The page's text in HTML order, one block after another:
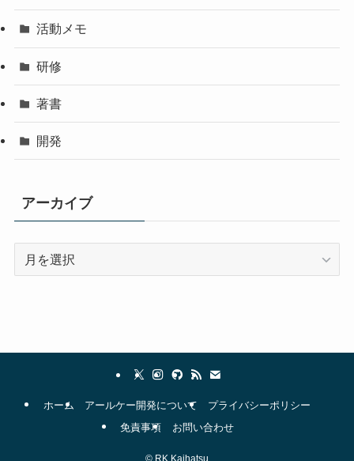
活動メモ
研修
著書
開発
アーカイブ
ホーム アールケー開発について
プライバシーポリシー
免責事項
お問い合わせ
© RK Kaihatsu